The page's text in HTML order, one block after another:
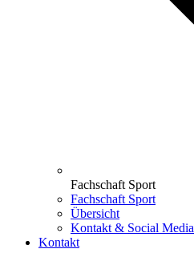
Fachschaft Sport
Fachschaft Sport
Übersicht
Kontakt & Social Media
Kontakt